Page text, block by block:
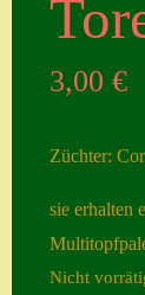
3,00€
Züchter:
sie erhalten
Nicht